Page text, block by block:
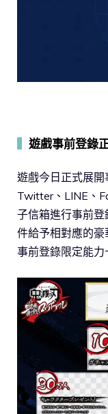
遊戲事前登錄
遊戲今日正式展
Twitter、LINE、
子信箱進行事前
件給予相對應的
事前登錄限定能力